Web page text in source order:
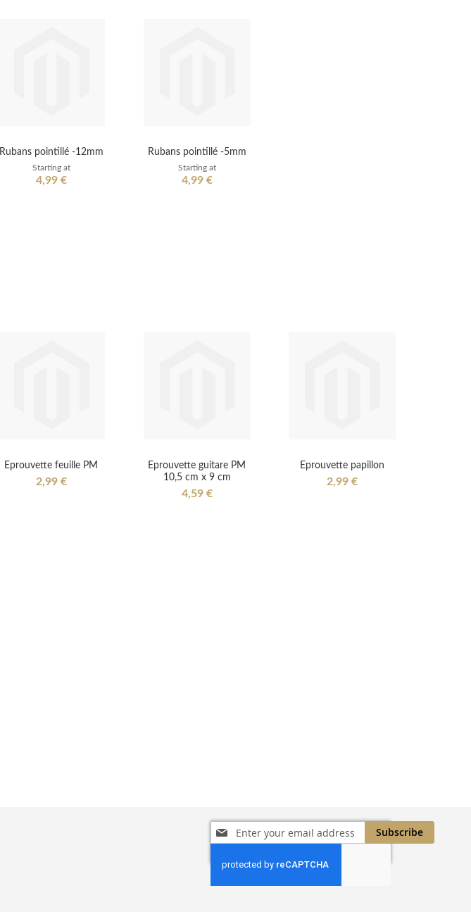
Rubans pointillé -12mm
Starting at
4,99 €
Rubans pointillé -5mm
Starting at
4,99 €
Eprouvette feuille PM
2,99 €
Eprouvette guitare PM
10,5 cm x 9 cm
4,59 €
Eprouvette papillon
2,99 €
Sign
Up
Our
Newsletter:
Subscribe